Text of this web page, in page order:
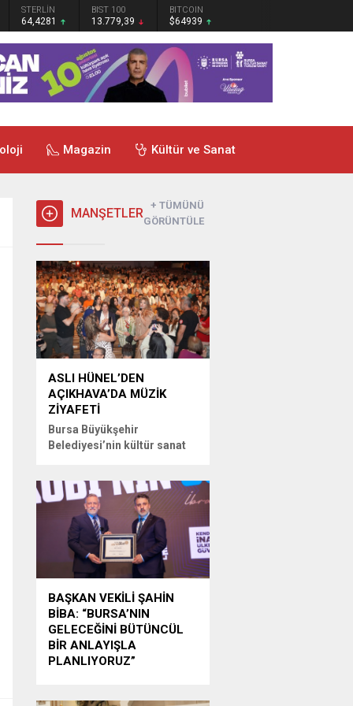
STERLİN
64,4281
BIST 100
13.779,39
BITCOIN
$64939
Magazin Kültür ve Sanat
MANŞETLER
+ TÜMÜNÜ
GÖRÜNTÜLE
ASLI HÜNEL’DEN
AÇIKHAVA’DA MÜZİK
ZİYAFETİ
Bursa Büyükşehir
Belediyesi’nin kültür sanat
Uluslararası Bursa
Festivali’nde Türk müziğinin
güçlü sesi Aslı Hünel,
Bursalılara müzik ziyafeti
sundu. Büyükşehir
Belediyesi adına Bursa
(BKSTV) tarafından bu yıl
64’üncüsü düzenlenen
Uluslararası Bursa Festivali,
sevilen sanatçı Aslı Hünel’i
müzikseverlerle buluşturdu.
BAŞKAN VEKİLİ ŞAHİN
BİBA: “BURSA’NIN
GELECEĞİNİ BÜTÜNCÜL
BİR ANLAYIŞLA
PLANLIYORUZ”